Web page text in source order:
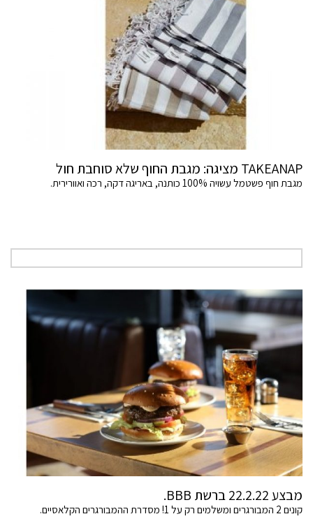
TAKEANAP מציגה: מגבת החוף שלא סוחבת חול
מגבת חוף פשטמל עשויה 100% כותנה, באריגה דקה, רכה ואוורירית.
מבצע 22.2.22 ברשת BBB.
קונים 2 המבורגרים ומשלמים רק על 1! מסדרת ההמבורגרים הקלאסיים.